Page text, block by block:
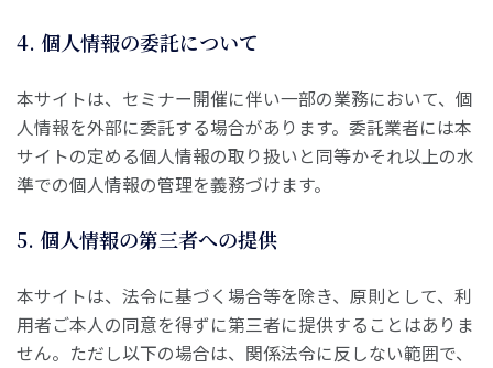
4. 個人情報の委託について
本サイトは、セミナー開催に伴い一部の業務において、個
人情報を外部に委託する場合があります。委託業者には本
サイトの定める個人情報の取り扱いと同等かそれ以上の水
準での個人情報の管理を義務づけます。
5. 個人情報の第三者への提供
本サイトは、法令に基づく場合等を除き、原則として、利
用者ご本人の同意を得ずに第三者に提供することはありま
せん。ただし以下の場合は、関係法令に反しない範囲で、